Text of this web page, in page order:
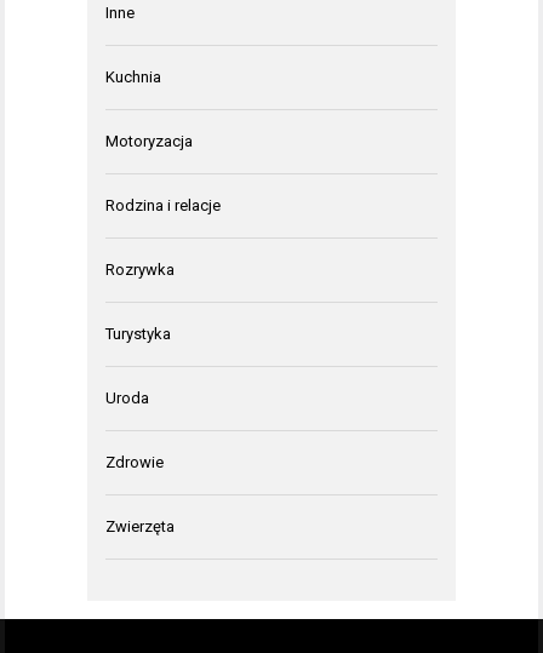
Inne
Kuchnia
Motoryzacja
Rodzina i relacje
Rozrywka
Turystyka
Uroda
Zdrowie
Zwierzęta